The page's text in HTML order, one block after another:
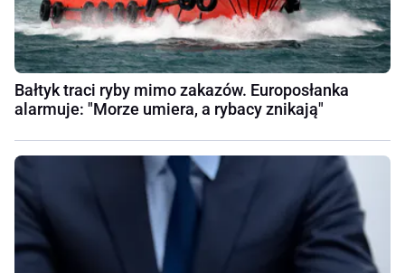
Bałtyk traci ryby mimo zakazów. Europosłanka
alarmuje: "Morze umiera, a rybacy znikają"